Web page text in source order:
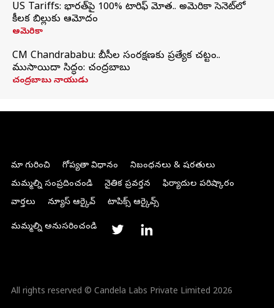
US Tariffs: భారత్‌పై 100% టారిఫ్‌ మోత.. అమెరికా సెనెట్‌లో
కీలక బిల్లుకు ఆమోదం
అమెరికా
CM Chandrababu: బీసీల సంరక్షణకు ప్రత్యేక చట్టం..
ముసాయిదా సిద్ధం: చంద్రబాబు
చంద్రబాబు నాయుడు
మా గురించి గోప్యతా విధానం
నిబంధనలు & షరతులు
మమ్మల్ని సంప్రదించండి
నైతిక ప్రవర్తన
ఫిర్యాదుల పరిష్కారం
వార్తలు
న్యూస్ ఆర్కైవ్ టాపిక్స్ ఆర్కైవ్స్
మమ్మల్ని అనుసరించండి
All rights reserved © Candela Labs Private Limited 2026